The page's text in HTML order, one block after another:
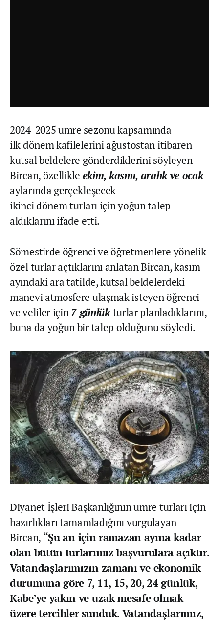
2024-2025 umre sezonu kapsamında
ilk dönem kafilelerini ağustostan itibaren
kutsal beldelere gönderdiklerini söyleyen
Bircan, özellikle ekim, kasım, aralık ve ocak
aylarında gerçekleşecek
ikinci dönem turları için yoğun talep
aldıklarını ifade etti.
Sömestirde öğrenci ve öğretmenlere yönelik
özel turlar açtıklarını anlatan Bircan, kasım
ayındaki ara tatilde, kutsal beldelerdeki
manevi atmosfere ulaşmak isteyen öğrenci
ve veliler için7 günlükturlar planladıklarını,
buna da yoğun bir talep olduğunu söyledi.
Diyanet İşleri Başkanlığının umre turları için
hazırlıkları tamamladığını vurgulayan
Bircan, “Şu an için ramazan ayına kadar
olan bütün turlarımız başvurulara açıktır.
Vatandaşlarımızın zamanı ve ekonomik
durumuna göre 7, 11, 15, 20, 24 günlük,
Kabe’ye yakın ve uzak mesafe olmak
üzere tercihler sunduk. Vatandaşlarımız,